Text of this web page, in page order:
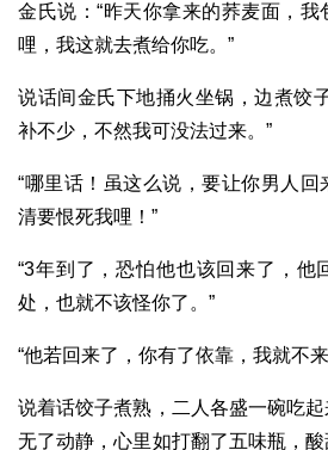
金氏说：“昨天你拿来的荞麦面，
哩，我这就去煮给你吃。”
说话间金氏下地捅火坐锅，边煮饺
补不少，不然我可没法过来。”
“哪里话！虽这么说，要让你男人
清要恨死我哩！”
“3年到了，恐怕他也该回来了，他
处，也就不该怪你了。”
“他若回来了，你有了依靠，我就不
说着话饺子煮熟，二人各盛一碗吃
无了动静，心里如打翻了五味瓶，